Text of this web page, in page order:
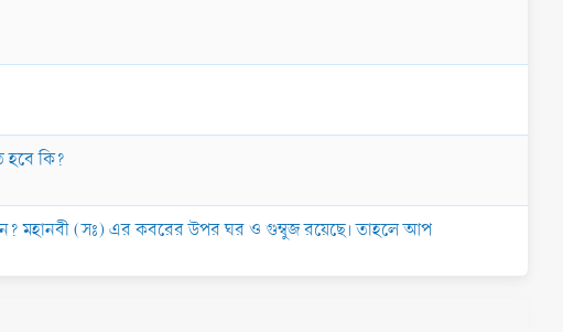
হবে কি?
মহানবী (সঃ) এর কবরের উপর ঘর ও গুম্বুজ রয়েছে। তাহলে আপ